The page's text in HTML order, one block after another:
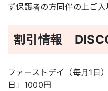
ず保護者の方同伴の上ご入
割引情報
ファーストデイ（毎月1
日」1000円